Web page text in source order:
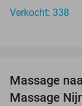
Verkocht: 338
Massage
Massage